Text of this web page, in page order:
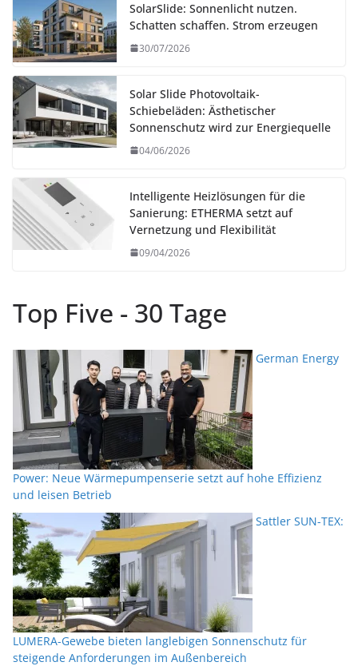
SolarSlide: Sonnenlicht nutzen.
Schatten schaffen. Strom erzeugen
30/07/2026
Solar Slide Photovoltaik-
Schiebeläden: Ästhetischer
Sonnenschutz wird zur Energiequelle
04/06/2026
Intelligente Heizlösungen für die
Sanierung: ETHERMA setzt auf
Vernetzung und Flexibilität
09/04/2026
Top Five - 30 Tage
German Energy
Power: Neue Wärmepumpenserie setzt auf hohe Effizienz
und leisen Betrieb
Sattler SUN-TEX:
LUMERA-Gewebe bieten langlebigen Sonnenschutz für
steigende Anforderungen im Außenbereich